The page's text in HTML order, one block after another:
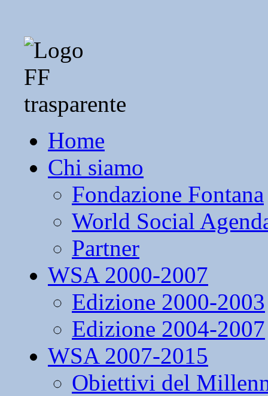
Home
Chi siamo
Fondazione Fontana
World Social
Partner
WSA 2000-2007
Edizione 2000-2003
Edizione 2004-2007
WSA 2007-2015
Obiettivi del